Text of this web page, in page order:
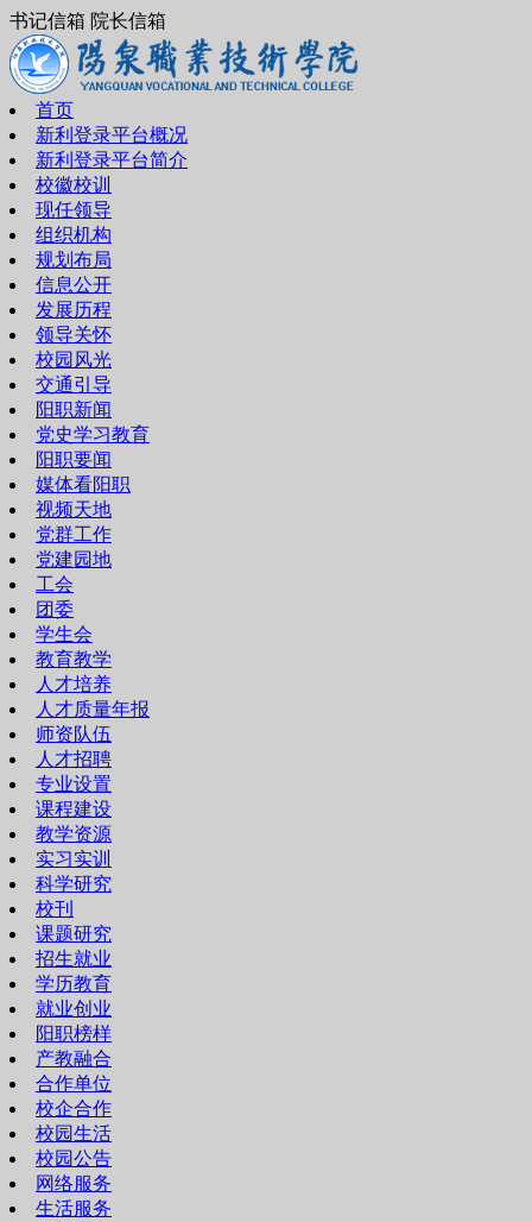
书记信箱 院长信箱
首页
新利登录平台概况
新利登录平台简介
校徽校训
现任领导
组织机构
规划布局
信息公开
发展历程
领导关怀
校园风光
交通引导
阳职新闻
党史学习教育
阳职要闻
媒体看阳职
视频天地
党群工作
党建园地
工会
团委
学生会
教育教学
人才培养
人才质量年报
师资队伍
人才招聘
专业设置
课程建设
教学资源
实习实训
科学研究
校刊
课题研究
招生就业
学历教育
就业创业
阳职榜样
产教融合
合作单位
校企合作
校园生活
校园公告
网络服务
生活服务